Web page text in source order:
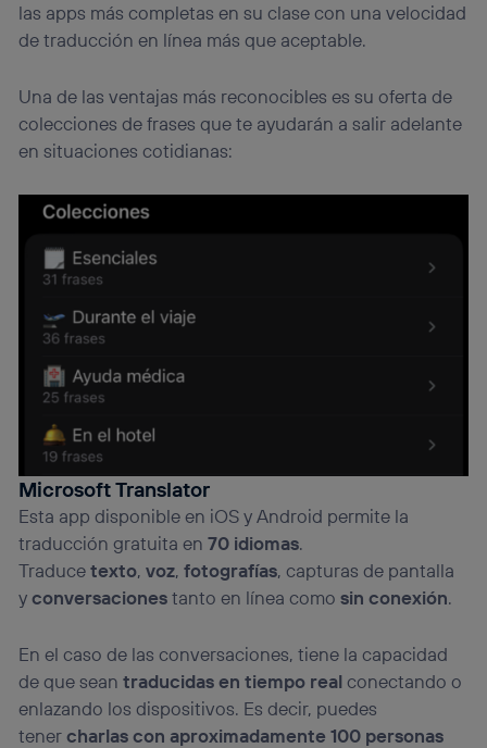
las apps más completas en su clase con una velocidad
de traducción en línea más que aceptable.
Una de las ventajas más reconocibles es su oferta de
colecciones de frases que te ayudarán a salir adelante
en situaciones cotidianas:
Microsoft Translator
Esta app disponible en iOS y Android permite la
traducción gratuita en70 idiomas.
Traducetexto,voz,fotografías, capturas de pantalla
yconversacionestanto en línea comosin conexión.
En el caso de las conversaciones, tiene la capacidad
de que seantraducidas en tiempo realconectando o
enlazando los dispositivos. Es decir, puedes
tenercharlas con aproximadamente 100 personas